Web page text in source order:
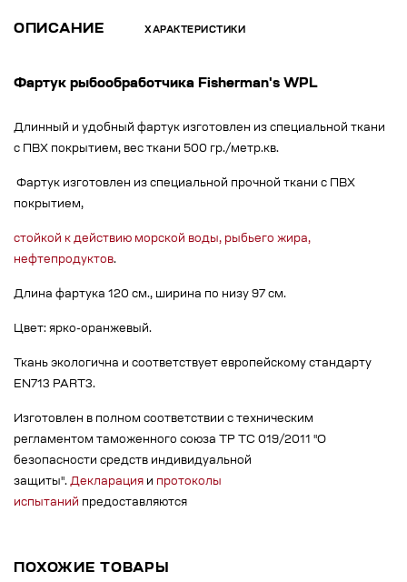
ОПИСАНИЕ ХАРАКТЕРИСТИКИ
Фартук рыбообработчика Fisherman's WPL
Длинный и удобный фартук изготовлен из специальной ткани
с ПВХ покрытием, вес ткани 500 гр./метр.кв.
Фартук изготовлен из специальной прочной ткани с ПВХ
покрытием,
стойкой к действию морской воды, рыбьего жира,
нефтепродуктов.
Длина фартука 120 см., ширина по низу 97 см.
Цвет: ярко-оранжевый.
Ткань экологична и соответствует европейскому стандарту
EN713 PART3.
Изготовлен в полном соответствии с техническим
регламентом таможенного союза ТР ТС 019/2011 "О
безопасности средств индивидуальной
защиты". Декларация и протоколы
испытаний предоставляются
ПОХОЖИЕ ТОВАРЫ